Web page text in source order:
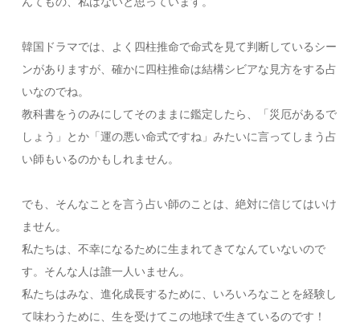
韓国ドラマでは、よく四柱推命で命式を見て判断しているシー
ンがありますが、確かに四柱推命は結構シビアな見方をする占
いなのでね。
教科書をうのみにしてそのままに鑑定したら、「災厄があるで
しょう」とか「運の悪い命式ですね」みたいに言ってしまう占
い師もいるのかもしれません。
でも、そんなことを言う占い師のことは、絶対に信じてはいけ
ません。
私たちは、不幸になるために生まれてきてなんていないので
す。そんな人は誰一人いません。
私たちはみな、進化成長するために、いろいろなことを経験し
て味わうために、生を受けてこの地球で生きているのです！